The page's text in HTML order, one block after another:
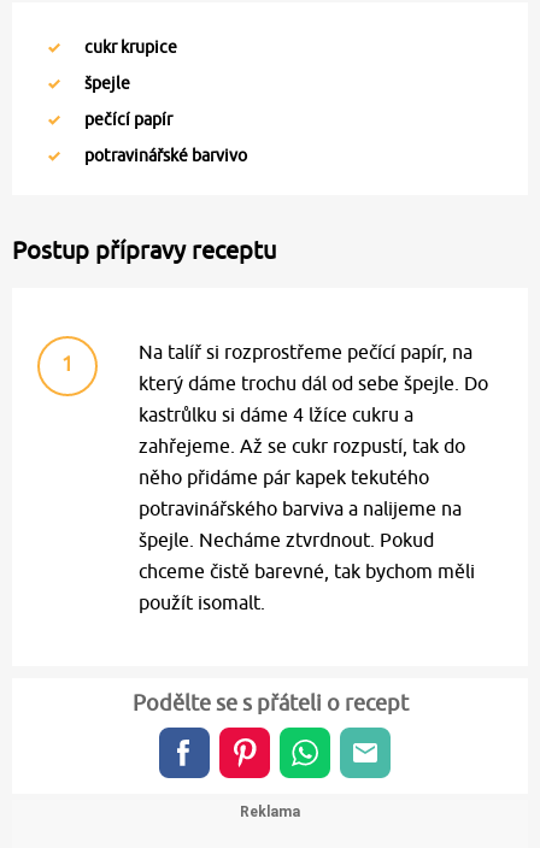
cukr krupice
špejle
pečící papír
potravinářské barvivo
Postup přípravy receptu
1
Na talíř si rozprostřeme pečící papír, na
který dáme trochu dál od sebe špejle. Do
kastrůlku si dáme 4 lžíce cukru a
zahřejeme. Až se cukr rozpustí, tak do
něho přidáme pár kapek tekutého
potravinářského barviva a nalijeme na
špejle. Necháme ztvrdnout. Pokud
chceme čistě barevné, tak bychom měli
použít isomalt.
Podělte se s přáteli o recept